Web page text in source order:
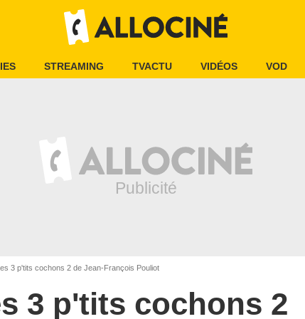
STREAMING TVACTU VIDÉOS VOD
3 p'tits cochons 2 de Jean-François Pouliot
3 p'tits cochons 2